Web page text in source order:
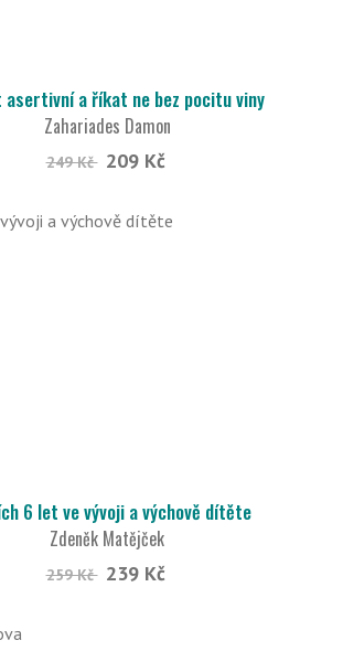
asertivní a říkat ne bez pocitu viny
Zahariades Damon
249 Kč 209 Kč
6 let ve vývoji a výchově dítěte
Zdeněk Matějček
259 Kč 239 Kč